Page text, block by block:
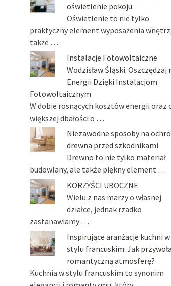
oświetlenie pokoju
Oświetlenie to nie tylko
praktyczny element wyposażenia
także …
Instalacje Fotowoltaiczne
Wodzisław Śląski: Oszczędzaj
Energii Dzięki Instalacjom
Fotowoltaicznym
W dobie rosnących kosztów energii oraz
większej dbałości o …
Niezawodne sposoby na
drewna przed szkodnikami
Drewno to nie tylko materiał
budowlany, ale także piękny element …
KORZYŚCI UBOCZNE
Wielu z nas marzy o własnej
działce, jednak rzadko
zastanawiamy …
Inspirujące aranżacje kuchni w
stylu francuskim: Jak
romantyczną atmosferę?
Kuchnia w stylu francuskim to synonim